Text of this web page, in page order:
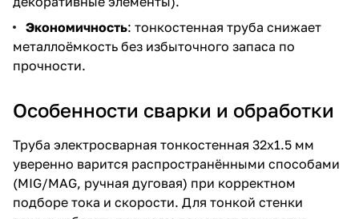
Экономичность: тонкостенная труба снижает
металлоёмкость без избыточного запаса по
прочности.
Особенности сварки и обработки
Труба электросварная тонкостенная 32х1.5 мм
уверенно варится распространёнными способами
(MIG/MAG, ручная дуговая) при корректном
подборе тока и скорости. Для тонкой стенки